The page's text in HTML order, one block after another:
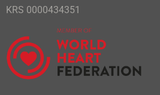
KRS 0000434351